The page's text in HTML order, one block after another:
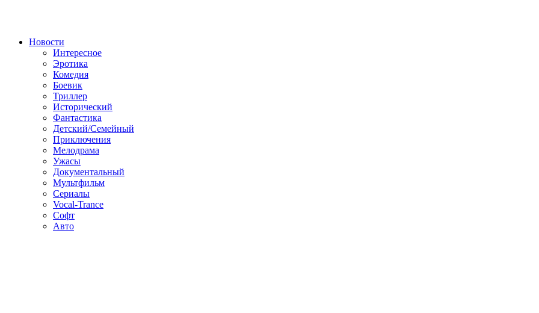
Новости
Интересное
Эротика
Комедия
Боевик
Триллер
Исторический
Фантастика
Детский/Семейный
Приключения
Мелодрама
Ужасы
Документальный
Мультфильм
Сериалы
Vocal-Trance
Софт
Авто